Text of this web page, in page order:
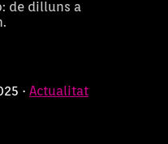
de dilluns a
· Actualitat